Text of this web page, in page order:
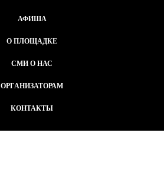
АФИША
О ПЛОЩАДКЕ
СМИ О НАС
ОРГАНИЗАТОРАМ
КОНТАКТЫ